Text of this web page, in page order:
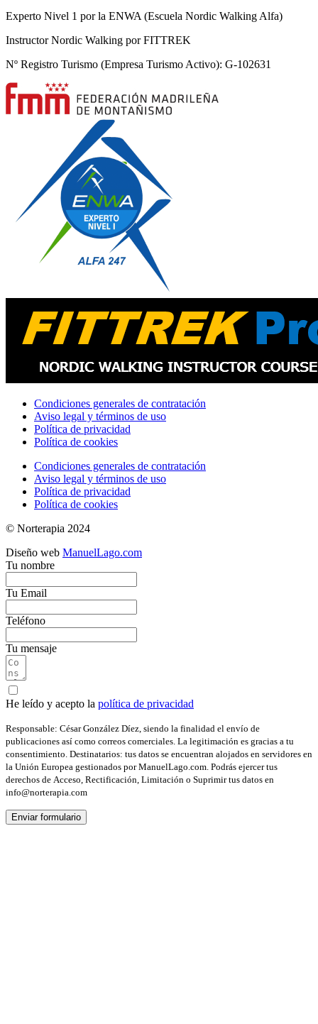
Experto Nivel 1 por la ENWA (Escuela Nordic Walking Alfa)
Instructor Nordic Walking por FITTREK
Nº Registro Turismo (Empresa Turismo Activo): G-102631
Condiciones generales de contratación
Aviso legal y términos de uso
Política de privacidad
Política de cookies
Condiciones generales de contratación
Aviso legal y términos de uso
Política de privacidad
Política de cookies
© Norterapia 2024
Diseño web ManuelLago.com
Tu nombre
Tu Email
Teléfono
Tu mensaje
He leído y acepto la política de privacidad
Responsable: César González Díez, siendo la finalidad el envío de
publicaciones así como correos comerciales. La legitimación es gracias a tu
consentimiento. Destinatarios: tus datos se encuentran alojados en servidores en
la Unión Europea gestionados por ManuelLago.com. Podrás ejercer tus
derechos de Acceso, Rectificación, Limitación o Suprimir tus datos en
info@norterapia.com
Enviar formulario